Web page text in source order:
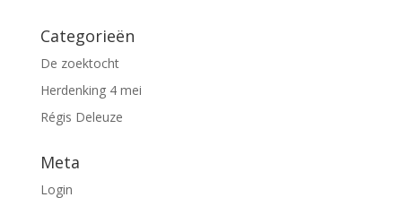
Categorieën
De zoektocht
Herdenking 4 mei
Régis Deleuze
Meta
Login